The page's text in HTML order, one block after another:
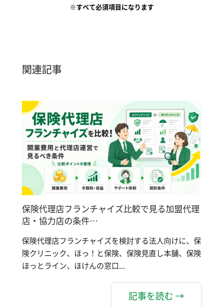
※すべて必須項目になります
関連記事
保険代理店フランチャイズ比較で見る加盟代理
店・協力店の条件…
保険代理店フランチャイズを検討する法人向けに、保
険クリニック、ほっ！と保険、保険見直し本舗、保険
ほっとライン、ほけんの窓口...
記事を読む →